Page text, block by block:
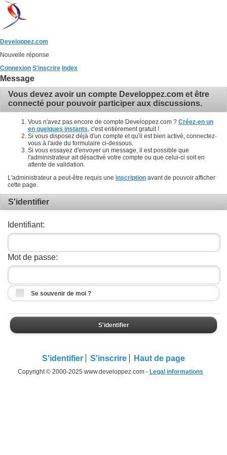
Developpez.com
Nouvelle réponse
Connexion S'inscrire Index
Message
Vous devez avoir un compte Developpez.com et être
connecté pour pouvoir participer aux discussions.
Vous n'avez pas encore de compte Developpez.com ? Créez-en un
en quelques instants , c'est entièrement gratuit !
Si vous disposez déjà d'un compte et qu'il est bien activé, connectez-
vous à l'aide du formulaire ci-dessous.
Si vous essayez d'envoyer un message, il est possible que
l'administrateur ait désactivé votre compte ou que celui-ci soit en
attente de validation.
L'administrateur a peut-être requis une inscription avant de pouvoir afficher
cette page.
S'identifier
Identifiant:
Mot de passe:
Se souvenir de moi ?
S'identifier
S'identifier S'inscrire Haut de page
Copyright © 2000-2025 www.developpez.com - Legal informations